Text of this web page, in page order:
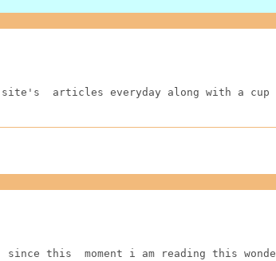
articles everyday along with a cup
this  moment i am reading this